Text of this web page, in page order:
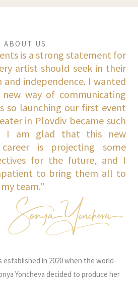
ABOUT US
is a strong statement for
artist should seek in their
and independence. I wanted
way of communicating
so launching our first event
in Plovdiv became such
I am glad that this new
is projecting some
for the future, and I
to bring them all to
team.”
established in 2020 when the world-
Yoncheva decided to produce her